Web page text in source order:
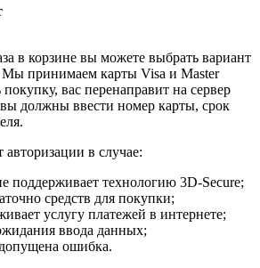
в корзине вы можете выбрать вариант
Мы принимаем карты Visa и Master
вас перенаправит на сервер
должны ввести номер карты, срок
авторизации в случае:
поддерживает технологию 3D-Secure;
средств для покупки;
услугу платежей в интернете;
ввода данных;
ошибка.